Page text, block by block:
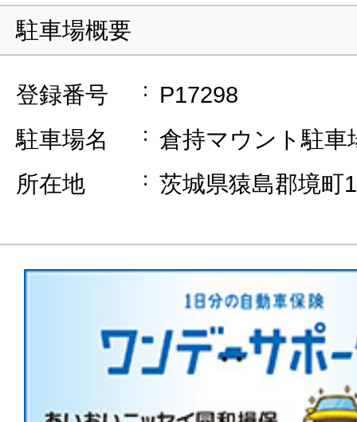
駐車場概要
登録番号
P17298
駐車場名
倉持マウント駐車
所在地
茨城県猿島郡境町